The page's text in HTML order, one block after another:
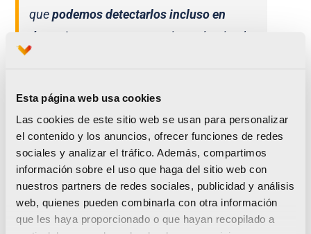
Esta página web usa cookies
Las cookies de este sitio web se usan para personalizar
el contenido y los anuncios, ofrecer funciones de redes
sociales y analizar el tráfico. Además, compartimos
información sobre el uso que haga del sitio web con
nuestros partners de redes sociales, publicidad y análisis
web, quienes pueden combinarla con otra información
que les haya proporcionado o que hayan recopilado a
quepodemos detectarlos incluso en
deportistas sanos,
como vienen haciendo
trágicos en los últimos años. Además,
hemos aprendido y sabemos tratar
enfermedades potencialmente letales,
permitiendo reincorporarse lo antes posible
a la actividad deportiva sin riesgos para la
salud.